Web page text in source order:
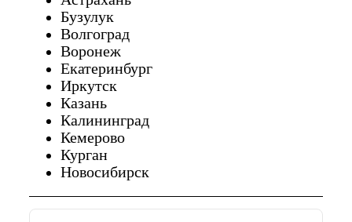
Бузулук
Волгоград
Воронеж
Екатеринбург
Иркутск
Казань
Калининград
Кемерово
Курган
Новосибирск